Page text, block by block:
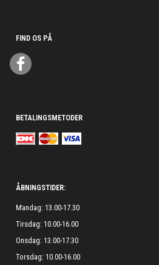
FIND OS PÅ
BETALINGSMETODER
ÅBNINGSTIDER:
Mandag: 13.00-17.30
Tirsdag: 10.00-16.00
Onsdag: 13.00-17.30
Torsdag: 10.00-16.00